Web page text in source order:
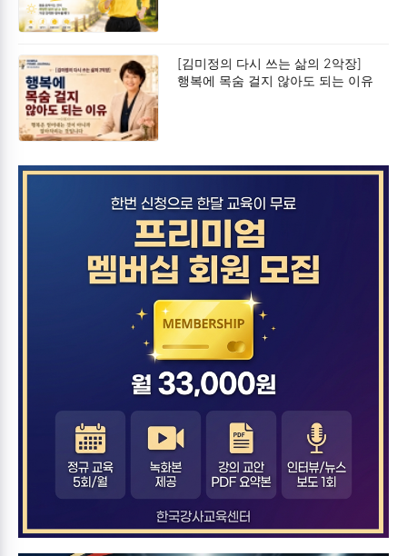
[김미정의 다시 쓰는 삶의 2악장]
행복에 목숨 걸지 않아도 되는 이유